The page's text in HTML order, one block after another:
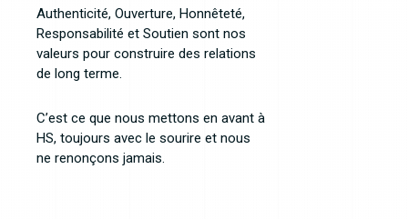
Authenticité, Ouverture, Honnêteté,
Responsabilité et Soutien sont nos
valeurs pour construire des relations
de long terme.
C’est ce que nous mettons en avant à
HS, toujours avec le sourire et nous
ne renonçons jamais.